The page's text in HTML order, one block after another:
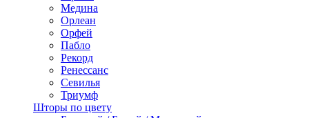
Медина
Орлеан
Орфей
Пабло
Рекорд
Ренессанс
Севилья
Триумф
Шторы по цвету